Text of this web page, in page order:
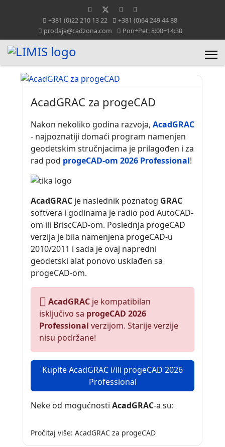
+381 (0)22 210 13 22
+381 (0)64 249 44 88
prodaja@cadzona.com
Pon÷Pet: 8:00÷14:30
AcadGRAC za progeCAD
Nakon nekoliko godina razvoja, AcadGRAC
- najpoznatiji domaći program namenjen
geodetskim stručnjacima je prilagođen i za
rad pod progeCAD-om 2026 Professional!
AcadGRAC je naslednik poznatog GRAC
softvera i godinama je radio pod AutoCAD-
om ili BriscCAD-om. Poslednja progeCAD
verzija je bila namenjena progeCAD-u
2010/2011 i sada je ovaj napredni
geodetski alat ponovo usklađen sa
progeCAD-om.
AcadGRAC je kompatibilan
isključivo sa progeCAD 2026
Professional verzijom. Starije verzije
nisu podržane!
Kupite AcadGRAC i/ili progeCAD 2026
Professional
Neke od mogućnosti AcadGRAC-a su:
Pročitaj više: AcadGRAC za progeCAD